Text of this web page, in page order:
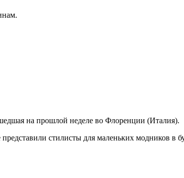
на прошлой неделе во Флоренции (Италия).
стилисты для маленьких модников в